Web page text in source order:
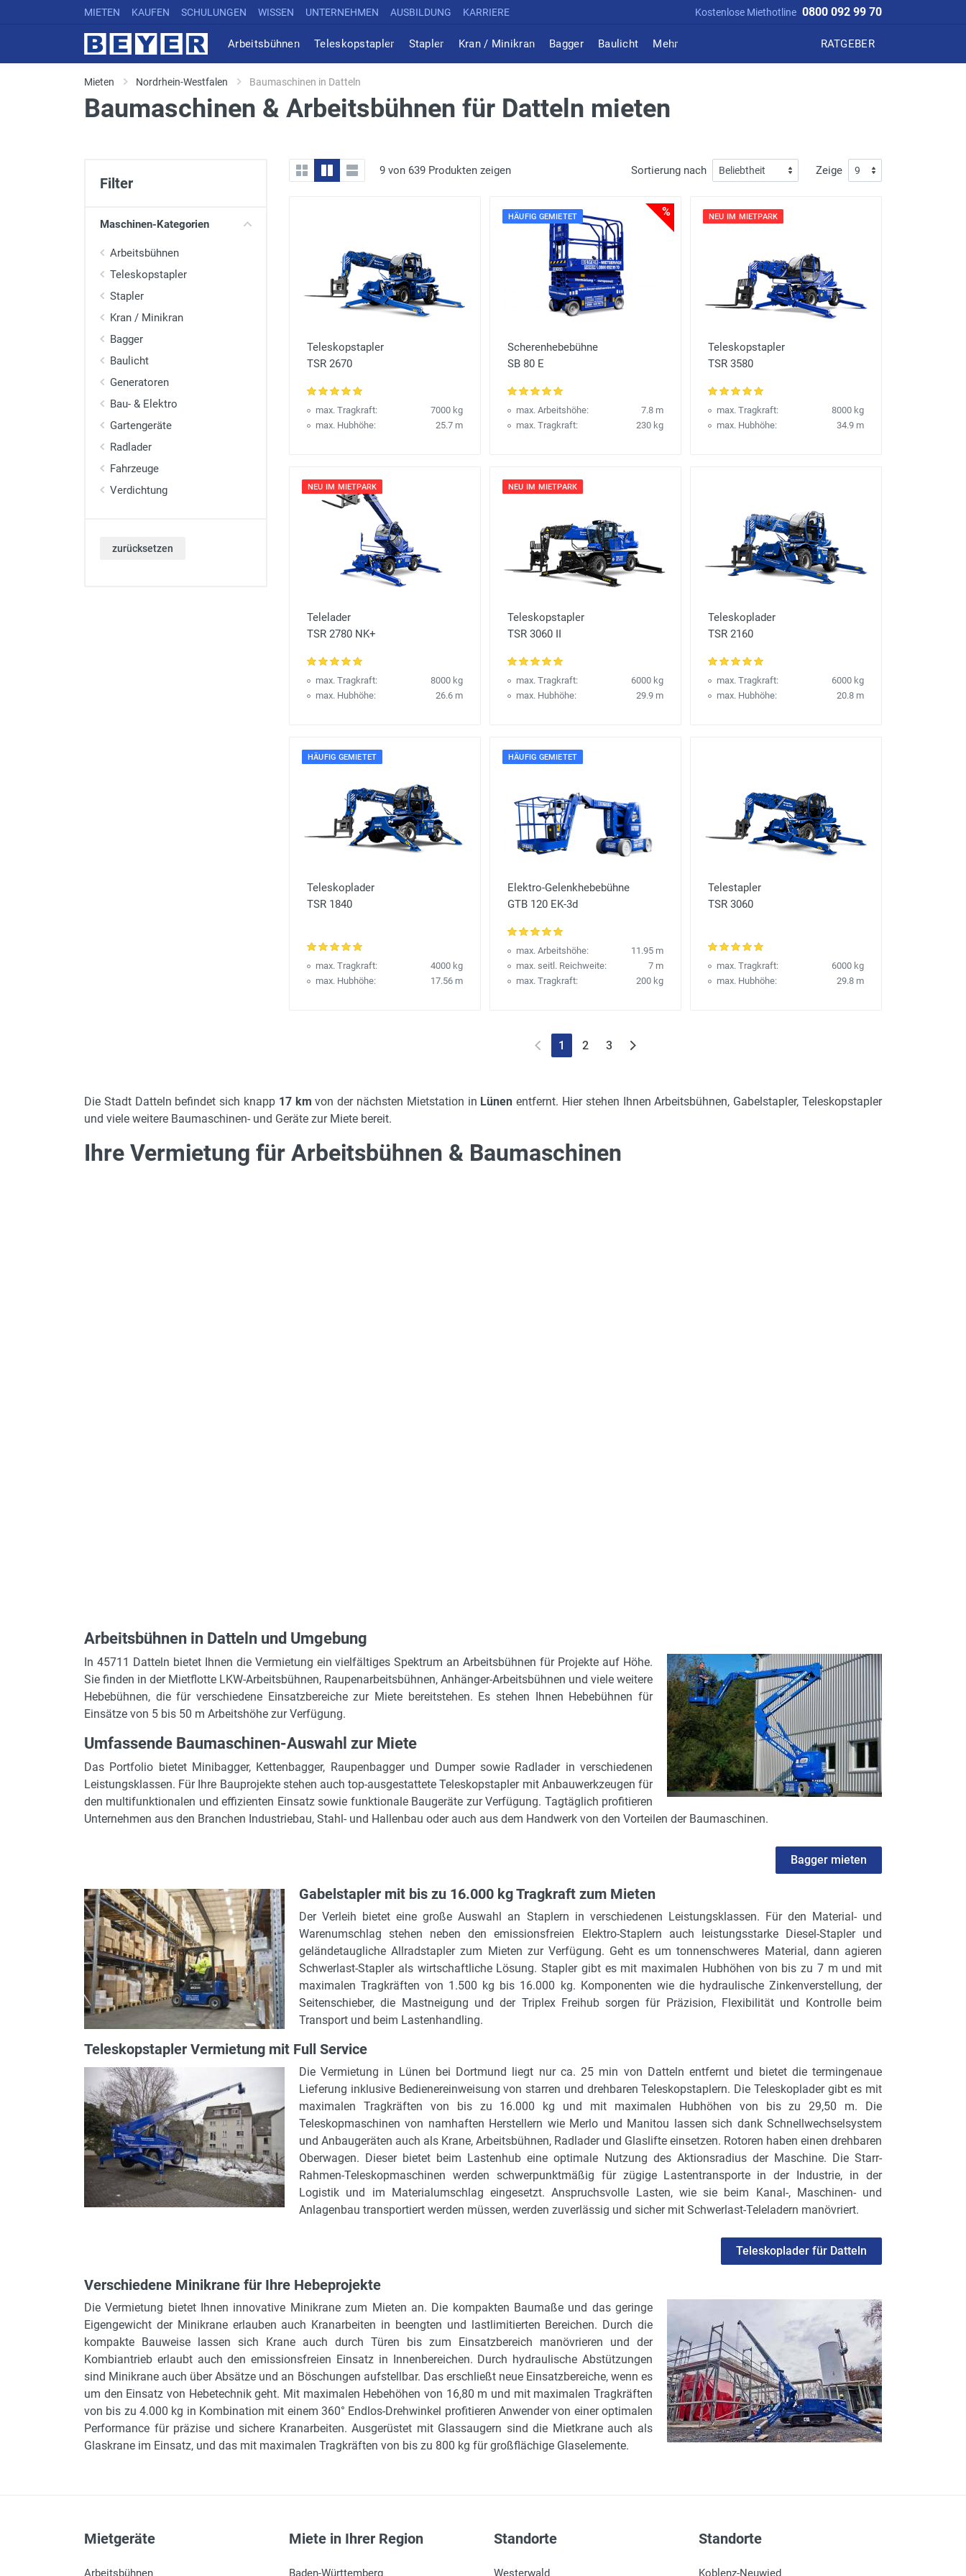
MIETEN KAUFEN SCHULUNGEN WISSEN UNTERNEHMEN AUSBILDUNG KARRIERE Kostenlose Miethotline 0800 092 99 70
Arbeitsbühnen Teleskopstapler Stapler Kran / Minikran Bagger Baulicht Mehr RATGEBER
Mieten Nordrhein-Westfalen Baumaschinen in Datteln
Baumaschinen & Arbeitsbühnen für Datteln mieten
Filter
Maschinen-Kategorien
Arbeitsbühnen
Teleskopstapler
Stapler
Kran / Minikran
Bagger
Baulicht
Generatoren
Bau- & Elektro
Gartengeräte
Radlader
Fahrzeuge
Verdichtung
zurücksetzen
9 von 639 Produkten zeigen Sortierung nach Zeige
Teleskopstapler
TSR 2670
max. Tragkraft:
7000 kg
max. Hubhöhe:
25.7 m
HÄUFIG GEMIETET %
Scherenhebebühne
SB 80 E
max. Arbeitshöhe:
7.8 m
max. Tragkraft:
230 kg
NEU IM MIETPARK
Teleskopstapler
TSR 3580
max. Tragkraft:
8000 kg
max. Hubhöhe:
34.9 m
NEU IM MIETPARK
Telelader
TSR 2780 NK+
max. Tragkraft:
8000 kg
max. Hubhöhe:
26.6 m
NEU IM MIETPARK
Teleskopstapler
TSR 3060 II
max. Tragkraft:
6000 kg
max. Hubhöhe:
29.9 m
Teleskoplader
TSR 2160
max. Tragkraft:
6000 kg
max. Hubhöhe:
20.8 m
HÄUFIG GEMIETET
Teleskoplader
TSR 1840
max. Tragkraft:
4000 kg
max. Hubhöhe:
17.56 m
HÄUFIG GEMIETET
Elektro-Gelenkhebebühne
GTB 120 EK-3d
max. Arbeitshöhe:
11.95 m
max. seitl. Reichweite:
7 m
max. Tragkraft:
200 kg
Telestapler
TSR 3060
max. Tragkraft:
6000 kg
max. Hubhöhe:
29.8 m
1 2 3
Die Stadt Datteln befindet sich knapp 17 km von der nächsten Mietstation in Lünen entfernt. Hier stehen Ihnen Arbeitsbühnen, Gabelstapler, Teleskopstapler
und viele weitere Baumaschinen- und Geräte zur Miete bereit.
Ihre Vermietung für Arbeitsbühnen & Baumaschinen
Arbeitsbühnen in Datteln und Umgebung
In 45711 Datteln bietet Ihnen die Vermietung ein vielfältiges Spektrum an Arbeitsbühnen für Projekte auf Höhe.
Sie finden in der Mietflotte LKW-Arbeitsbühnen, Raupenarbeitsbühnen, Anhänger-Arbeitsbühnen und viele weitere
Hebebühnen, die für verschiedene Einsatzbereiche zur Miete bereitstehen. Es stehen Ihnen Hebebühnen für
Einsätze von 5 bis 50 m Arbeitshöhe zur Verfügung.
Umfassende Baumaschinen-Auswahl zur Miete
Das Portfolio bietet Minibagger, Kettenbagger, Raupenbagger und Dumper sowie Radlader in verschiedenen
Leistungsklassen. Für Ihre Bauprojekte stehen auch top-ausgestattete Teleskopstapler mit Anbauwerkzeugen für
den multifunktionalen und effizienten Einsatz sowie funktionale Baugeräte zur Verfügung. Tagtäglich profitieren
Unternehmen aus den Branchen Industriebau, Stahl- und Hallenbau oder auch aus dem Handwerk von den Vorteilen der Baumaschinen.
Bagger mieten
Gabelstapler mit bis zu 16.000 kg Tragkraft zum Mieten
Der Verleih bietet eine große Auswahl an Staplern in verschiedenen Leistungsklassen. Für den Material- und
Warenumschlag stehen neben den emissionsfreien Elektro-Staplern auch leistungsstarke Diesel-Stapler und
geländetaugliche Allradstapler zum Mieten zur Verfügung. Geht es um tonnenschweres Material, dann agieren
Schwerlast-Stapler als wirtschaftliche Lösung. Stapler gibt es mit maximalen Hubhöhen von bis zu 7 m und mit
maximalen Tragkräften von 1.500 kg bis 16.000 kg. Komponenten wie die hydraulische Zinkenverstellung, der
Seitenschieber, die Mastneigung und der Triplex Freihub sorgen für Präzision, Flexibilität und Kontrolle beim
Transport und beim Lastenhandling.
Teleskopstapler Vermietung mit Full Service
Die Vermietung in Lünen bei Dortmund liegt nur ca. 25 min von Datteln entfernt und bietet die termingenaue
Lieferung inklusive Bedienereinweisung von starren und drehbaren Teleskopstaplern. Die Teleskoplader gibt es mit
maximalen Tragkräften von bis zu 16.000 kg und mit maximalen Hubhöhen von bis zu 29,50 m. Die
Teleskopmaschinen von namhaften Herstellern wie Merlo und Manitou lassen sich dank Schnellwechselsystem
und Anbaugeräten auch als Krane, Arbeitsbühnen, Radlader und Glaslifte einsetzen. Rotoren haben einen drehbaren
Oberwagen. Dieser bietet beim Lastenhub eine optimale Nutzung des Aktionsradius der Maschine. Die Starr-
Rahmen-Teleskopmaschinen werden schwerpunktmäßig für zügige Lastentransporte in der Industrie, in der
Logistik und im Materialumschlag eingesetzt. Anspruchsvolle Lasten, wie sie beim Kanal-, Maschinen- und
Anlagenbau transportiert werden müssen, werden zuverlässig und sicher mit Schwerlast-Teleladern manövriert.
Teleskoplader für Datteln
Verschiedene Minikrane für Ihre Hebeprojekte
Die Vermietung bietet Ihnen innovative Minikrane zum Mieten an. Die kompakten Baumaße und das geringe
Eigengewicht der Minikrane erlauben auch Kranarbeiten in beengten und lastlimitierten Bereichen. Durch die
kompakte Bauweise lassen sich Krane auch durch Türen bis zum Einsatzbereich manövrieren und der
Kombiantrieb erlaubt auch den emissionsfreien Einsatz in Innenbereichen. Durch hydraulische Abstützungen
sind Minikrane auch über Absätze und an Böschungen aufstellbar. Das erschließt neue Einsatzbereiche, wenn es
um den Einsatz von Hebetechnik geht. Mit maximalen Hebehöhen von 16,80 m und mit maximalen Tragkräften
von bis zu 4.000 kg in Kombination mit einem 360° Endlos-Drehwinkel profitieren Anwender von einer optimalen
Performance für präzise und sichere Kranarbeiten. Ausgerüstet mit Glassaugern sind die Mietkrane auch als
Glaskrane im Einsatz, und das mit maximalen Tragkräften von bis zu 800 kg für großflächige Glaselemente.
Mietgeräte
Arbeitsbühnen
Miete in Ihrer Region
Baden-Württemberg
Standorte
Westerwald
Standorte
Koblenz-Neuwied